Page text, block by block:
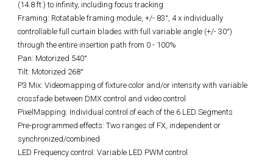
(14.8 ft.) to infinity, including focus tracking
Framing: Rotatable framing module, +/- 83°, 4 x individually
controllable full curtain blades with full variable angle (+/- 30°)
through the entire insertion path from 0 - 100%
Pan: Motorized 540°
Tilt: Motorized 268°
P3 Mix: Videomapping of fixture color and/or intensity with variable
crossfade between DMX control and video control
PixelMapping: Individual control of each of the 6 LED Segments
Pre-programmed effects: Two ranges of FX, independent or
synchronized/combined
LED Frequency control: Variable LED PWM control